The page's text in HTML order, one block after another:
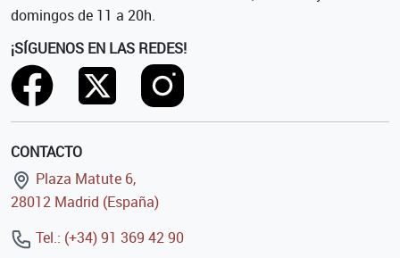
domingos de 11 a 20h.
¡SÍGUENOS EN LAS REDES!
CONTACTO
Plaza Matute 6,
28012 Madrid (España)
Tel.: (+34) 91 369 42 90